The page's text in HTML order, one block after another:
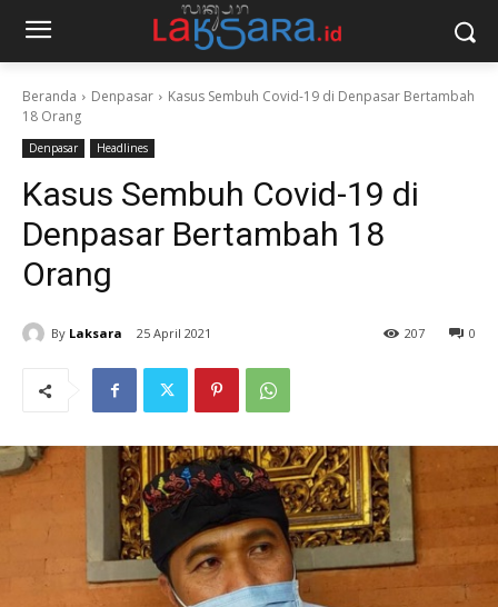
Beranda Denpasar
Kasus Sembuh Covid-19 di Denpasar Bertambah
18 Orang
Denpasar Headlines
Kasus Sembuh Covid-19 di
Denpasar Bertambah 18
Orang
By Laksara 25 April 2021 0
207